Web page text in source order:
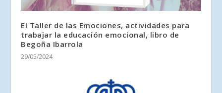
El Taller de las Emociones, actividades para
trabajar la educación emocional, libro de
Begoña Ibarrola
29/05/2024